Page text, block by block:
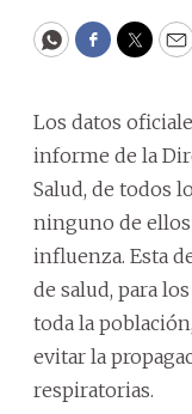
WhatsApp
Facebook
Los datos
informe de la
Salud, de todos
ninguno de ellos
influenza. Esta
de salud, para
toda la
evitar la
respiratorias.